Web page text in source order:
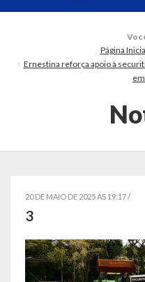
Dados Gerais
Localização
Telefones Úteis
Secretarias
Estrutura organizacional
Página
Ernestina reforça apoio à
20 DE MAIO DE 2025 AS 19:17 /
3